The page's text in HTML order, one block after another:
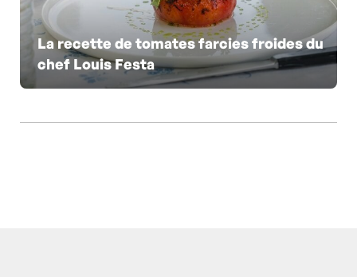
La recette de tomates farcies froides du
chef Louis Festa